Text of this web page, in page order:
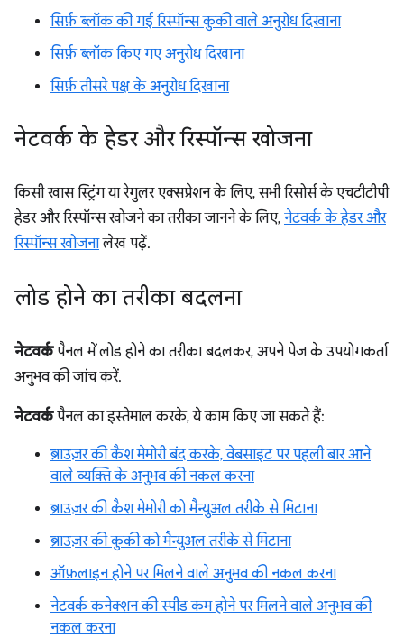
सिर्फ़ ब्लॉक की गई रिस्पॉन्स कुकी वाले अनुरोध दिखाना
सिर्फ़ ब्लॉक किए गए अनुरोध दिखाना
सिर्फ़ तीसरे पक्ष के अनुरोध दिखाना
नेटवर्क के हेडर और रिस्पॉन्स खोजना
किसी खास स्ट्रिंग या रेगुलर एक्सप्रेशन के लिए, सभी रिसोर्स के एचटीटीपी
हेडर और रिस्पॉन्स खोजने का तरीका जानने के लिए, नेटवर्क के हेडर और
रिस्पॉन्स खोजनालेख पढ़ें.
लोड होने का तरीका बदलना
नेटवर्कपैनल में लोड होने का तरीका बदलकर, अपने पेज के उपयोगकर्ता
अनुभव की जांच करें.
नेटवर्कपैनल का इस्तेमाल करके, ये काम किए जा सकते हैं:
ब्राउज़र की कैश मेमोरी बंद करके, वेबसाइट पर पहली बार आने
वाले व्यक्ति के अनुभव की नकल करना
ब्राउज़र की कैश मेमोरी को मैन्युअल तरीके से मिटाना
ब्राउज़र की कुकी को मैन्युअल तरीके से मिटाना
ऑफ़लाइन होने पर मिलने वाले अनुभव की नकल करना
नेटवर्क कनेक्शन की स्पीड कम होने पर मिलने वाले अनुभव की
नकल करना